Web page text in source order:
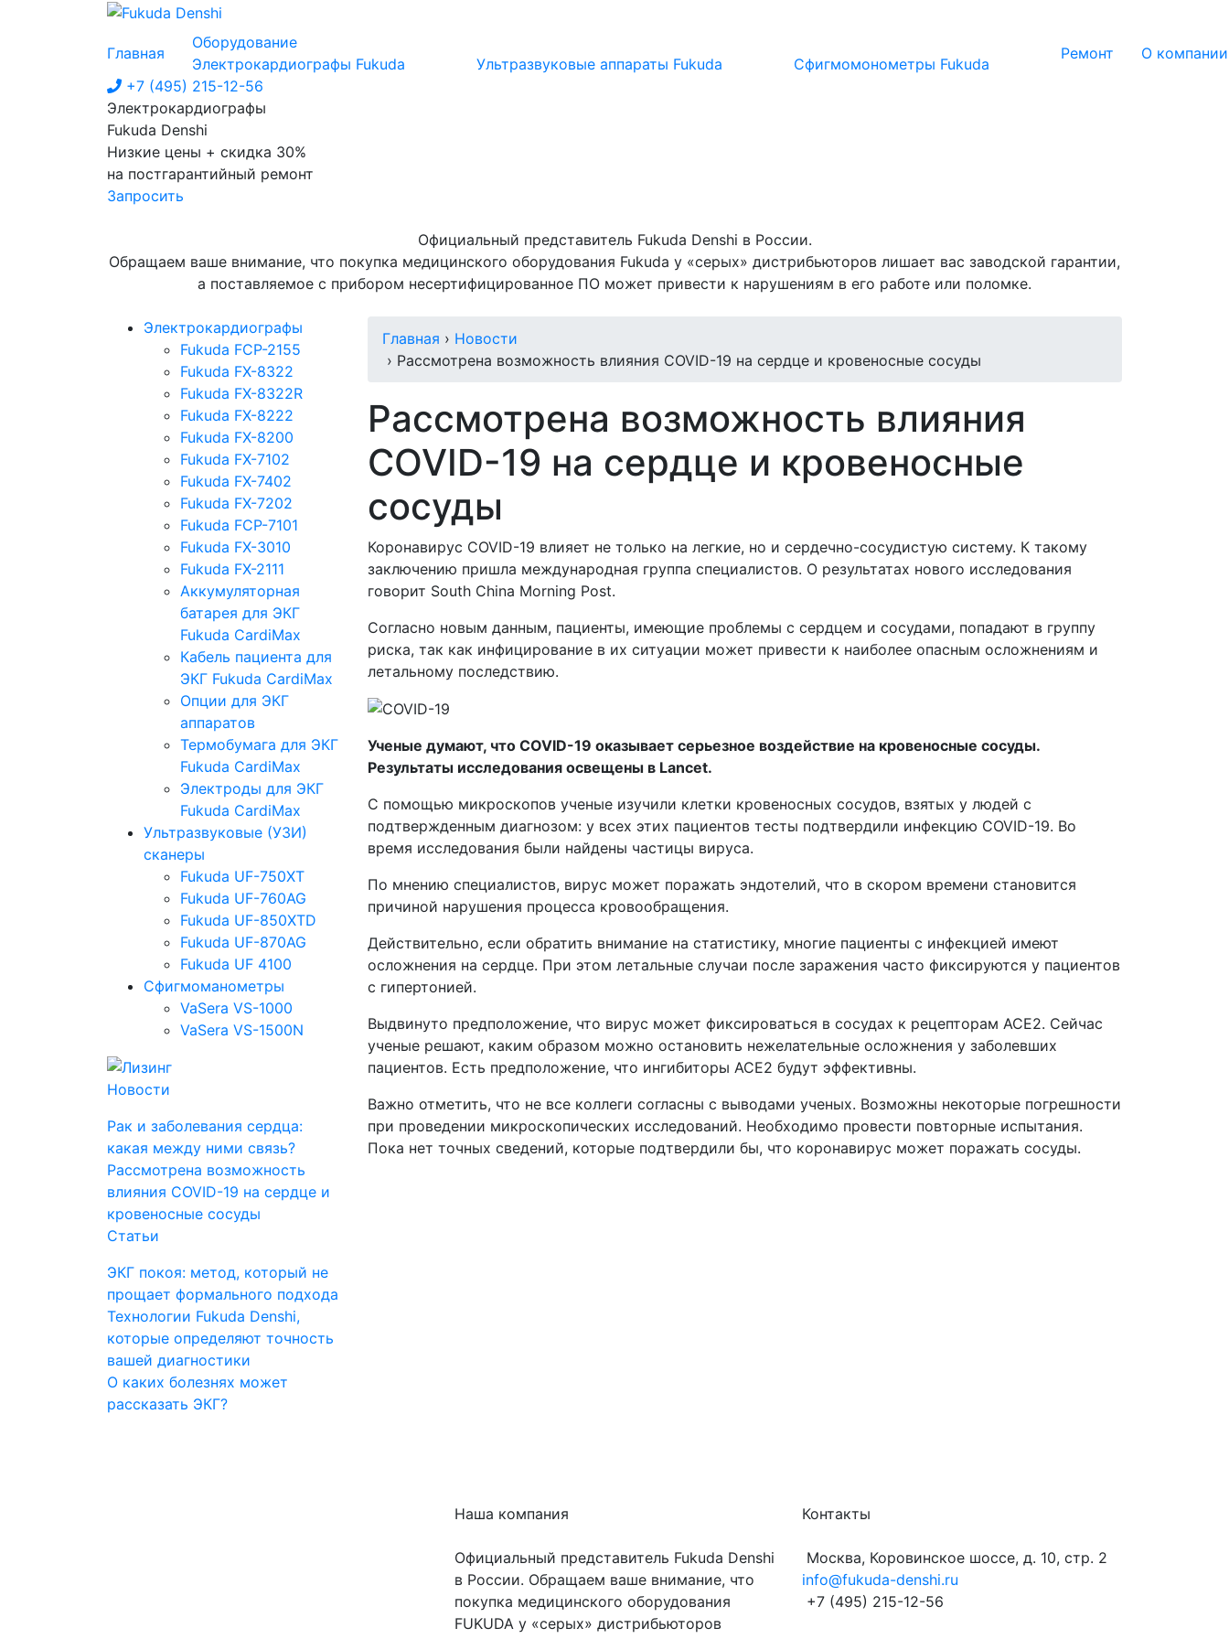
Главная
Оборудование
Электрокардиографы Fukuda
Ультразвуковые аппараты Fukuda Сфигмомонометры Fukuda
Ремонт
О
+7 (495) 215-12-56
Электрокардиографы
Fukuda Denshi
Низкие цены + скидка 30%
на постгарантийный ремонт
Запросить
Официальный представитель Fukuda Denshi в России.
Обращаем ваше внимание, что покупка медицинского оборудования Fukuda у «серых» дистрибьюторов лишает вас заводской гарантии,
а поставляемое с прибором несертифицированное ПО может привести к нарушениям в его работе или поломке.
Электрокардиографы
Fukuda FCP-2155
Fukuda FX-8322
Fukuda FX-8322R
Fukuda FX-8222
Fukuda FX-8200
Fukuda FX-7102
Fukuda FX-7402
Fukuda FX-7202
Fukuda FCP-7101
Fukuda FX-3010
Fukuda FX-2111
Аккумуляторная
батарея для ЭКГ
Fukuda CardiMax
Кабель пациента для
ЭКГ Fukuda CardiMax
Опции для ЭКГ
аппаратов
Термобумага для ЭКГ
Fukuda CardiMax
Электроды для ЭКГ
Fukuda CardiMax
Ультразвуковые (УЗИ)
сканеры
Fukuda UF-750XT
Fukuda UF-760AG
Fukuda UF-850XTD
Fukuda UF-870AG
Fukuda UF 4100
Сфигмоманометры
VaSera VS-1000
VaSera VS-1500N
Новости
Рак и заболевания сердца:
какая между ними связь?
Рассмотрена возможность
влияния COVID-19 на сердце и
кровеносные сосуды
Статьи
ЭКГ покоя: метод, который не
прощает формального подхода
Технологии Fukuda Denshi,
которые определяют точность
вашей диагностики
О каких болезнях может
рассказать ЭКГ?
Главная › Новости
› Рассмотрена возможность влияния COVID-19 на сердце и кровеносные сосуды
Рассмотрена возможность влияния
COVID-19 на сердце и кровеносные
сосуды
Коронавирус COVID-19 влияет не только на легкие, но и сердечно-сосудистую систему. К такому
заключению пришла международная группа специалистов. О результатах нового исследования
говорит South China Morning Post.
Согласно новым данным, пациенты, имеющие проблемы с сердцем и сосудами, попадают в группу
риска, так как инфицирование в их ситуации может привести к наиболее опасным осложнениям и
летальному последствию.
Ученые думают, что COVID-19 оказывает серьезное воздействие на кровеносные сосуды.
Результаты исследования освещены в Lancet.
С помощью микроскопов ученые изучили клетки кровеносных сосудов, взятых у людей с
подтвержденным диагнозом: у всех этих пациентов тесты подтвердили инфекцию COVID-19. Во
время исследования были найдены частицы вируса.
По мнению специалистов, вирус может поражать эндотелий, что в скором времени становится
причиной нарушения процесса кровообращения.
Действительно, если обратить внимание на статистику, многие пациенты с инфекцией имеют
осложнения на сердце. При этом летальные случаи после заражения часто фиксируются у пациентов
с гипертонией.
Выдвинуто предположение, что вирус может фиксироваться в сосудах к рецепторам АСЕ2. Сейчас
ученые решают, каким образом можно остановить нежелательные осложнения у заболевших
пациентов. Есть предположение, что ингибиторы АСЕ2 будут эффективны.
Важно отметить, что не все коллеги согласны с выводами ученых. Возможны некоторые погрешности
при проведении микроскопических исследований. Необходимо провести повторные испытания.
Пока нет точных сведений, которые подтвердили бы, что коронавирус может поражать сосуды.
Наша компания
Официальный представитель Fukuda Denshi
в России. Обращаем ваше внимание, что
покупка медицинского оборудования
FUKUDA у «серых» дистрибьюторов
Контакты
Москва, Коровинское шоссе, д. 10, стр. 2
info@fukuda-denshi.ru
+7 (495) 215-12-56